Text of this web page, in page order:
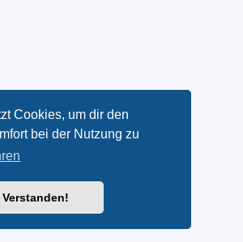
Cookies, um dir den
bei der Nutzung zu
Verstanden!